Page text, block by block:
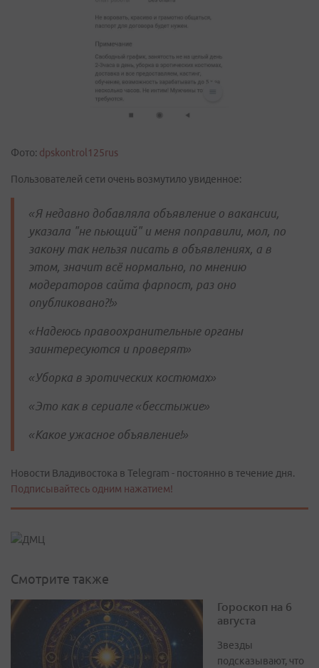
Фото: dpskontrol125rus
Пользователей сети очень возмутило увиденное:
«Я недавно добавляла объявление о вакансии,
указала "не пьющий" и меня поправили, мол, по
закону так нельзя писать в объявлениях, а в
этом, значит всё нормально, по мнению
модераторов сайта фарпост, раз оно
опубликовано?!»
«Надеюсь правоохранительные органы
заинтересуются и проверят»
«Уборка в эротических костюмах»
«Это как в сериале «бесстыжие»
«Какое ужасное объявление!»
Новости Владивостока в Telegram - постоянно в течение дня.
Подписывайтесь одним нажатием!
Смотрите также
Гороскоп на 6
августа
Звезды
подсказывают, что